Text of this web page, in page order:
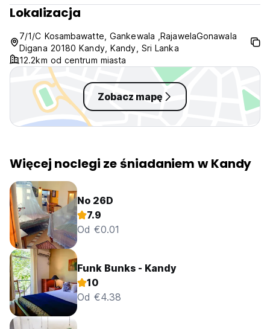
Lokalizacja
7/1/C Kosambawatte, Gankewala ,RajawelaGonawala
Digana 20180 Kandy, Kandy, Sri Lanka
12.2km od centrum miasta
Zobacz mapę
Więcej noclegi ze śniadaniem w Kandy
No 26D
7.9
Od €0.01
Funk Bunks - Kandy
10
Od €4.38